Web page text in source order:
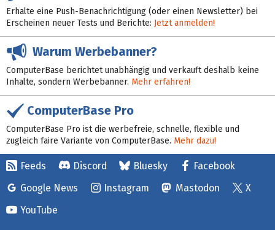
Erhalte eine Push-Benachrichtigung (oder einen Newsletter) bei
Erscheinen neuer Tests und Berichte: Jetzt anmelden!
Warum Werbebanner?
ComputerBase berichtet unabhängig und verkauft deshalb keine
Inhalte, sondern Werbebanner. Mehr erfahren!
ComputerBase Pro
ComputerBase Pro ist die werbefreie, schnelle, flexible und
zugleich faire Variante von ComputerBase. Mehr dazu!
Feeds Discord Bluesky
Facebook
Google News
Instagram Mastodon
X
YouTube